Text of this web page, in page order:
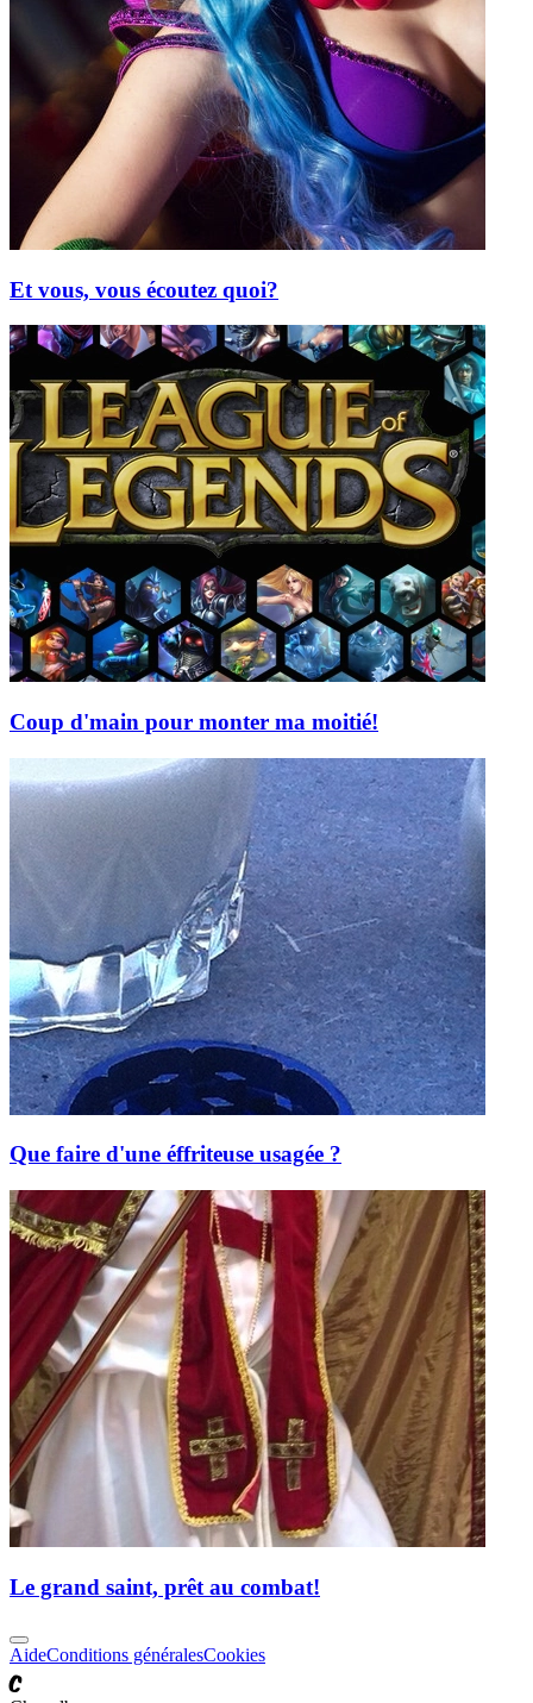
Et vous, vous écoutez quoi?
Coup d'main pour monter ma moitié!
Que faire d'une éffriteuse usagée ?
Le grand saint, prêt au combat!
AideConditions généralesCookies
C